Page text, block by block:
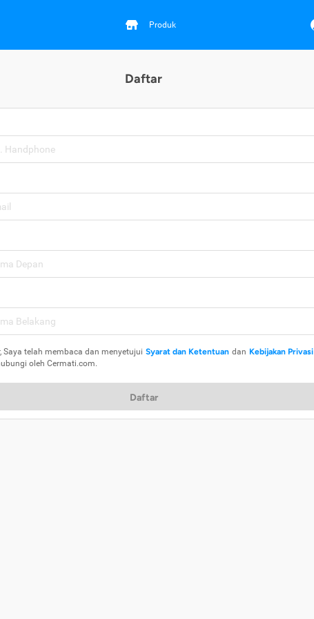
Produk
Daftar
Saya telah membaca dan menyetujui Syarat dan Ketentuan dan Kebijakan Privasi
oleh Cermati.com.
Daftar